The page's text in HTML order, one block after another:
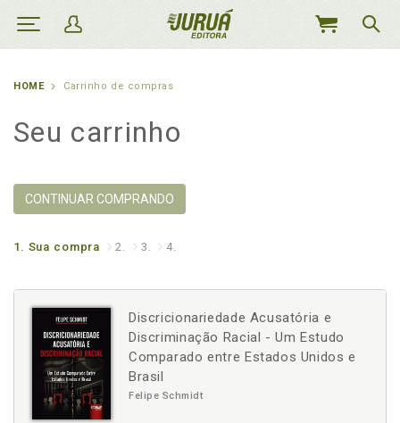
MEU
HOME Carrinho de compras
Seu carrinho
CONTINUAR COMPRANDO
1. Sua compra 2. 3. 4.
Discricionariedade Acusatória e
Discriminação Racial - Um Estudo
Comparado entre Estados Unidos e
Brasil
Felipe Schmidt